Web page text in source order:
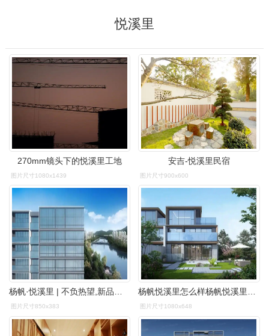
悦溪里
270mm镜头下的悦溪里工地
图片尺寸1080x1439
安吉-悦溪里民宿
图片尺寸900x600
杨帆·悦溪里 | 不负热望,新品启筹在即,再度刷新
图片尺寸850x383
杨帆悦溪里怎么样杨帆悦溪里什么时候加推
图片尺寸1080x648